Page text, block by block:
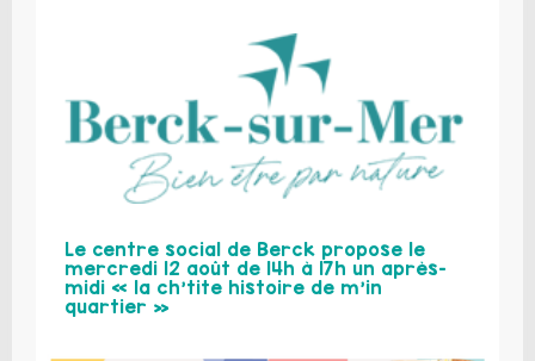
Le centre social de Berck propose le
mercredi 12 août de 14h à 17h un après-
midi « la ch’tite histoire de m’in
quartier »